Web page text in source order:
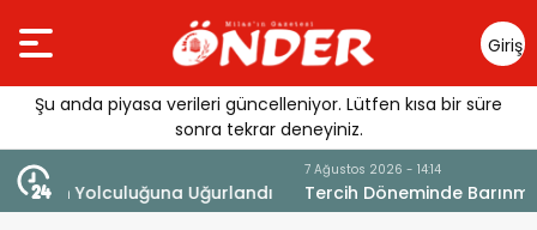
Giriş
Yap
Şu anda piyasa verileri güncelleniyor. Lütfen kısa bir süre
sonra tekrar deneyiniz.
Tercih Döneminde Barınma Telaşı Başladı